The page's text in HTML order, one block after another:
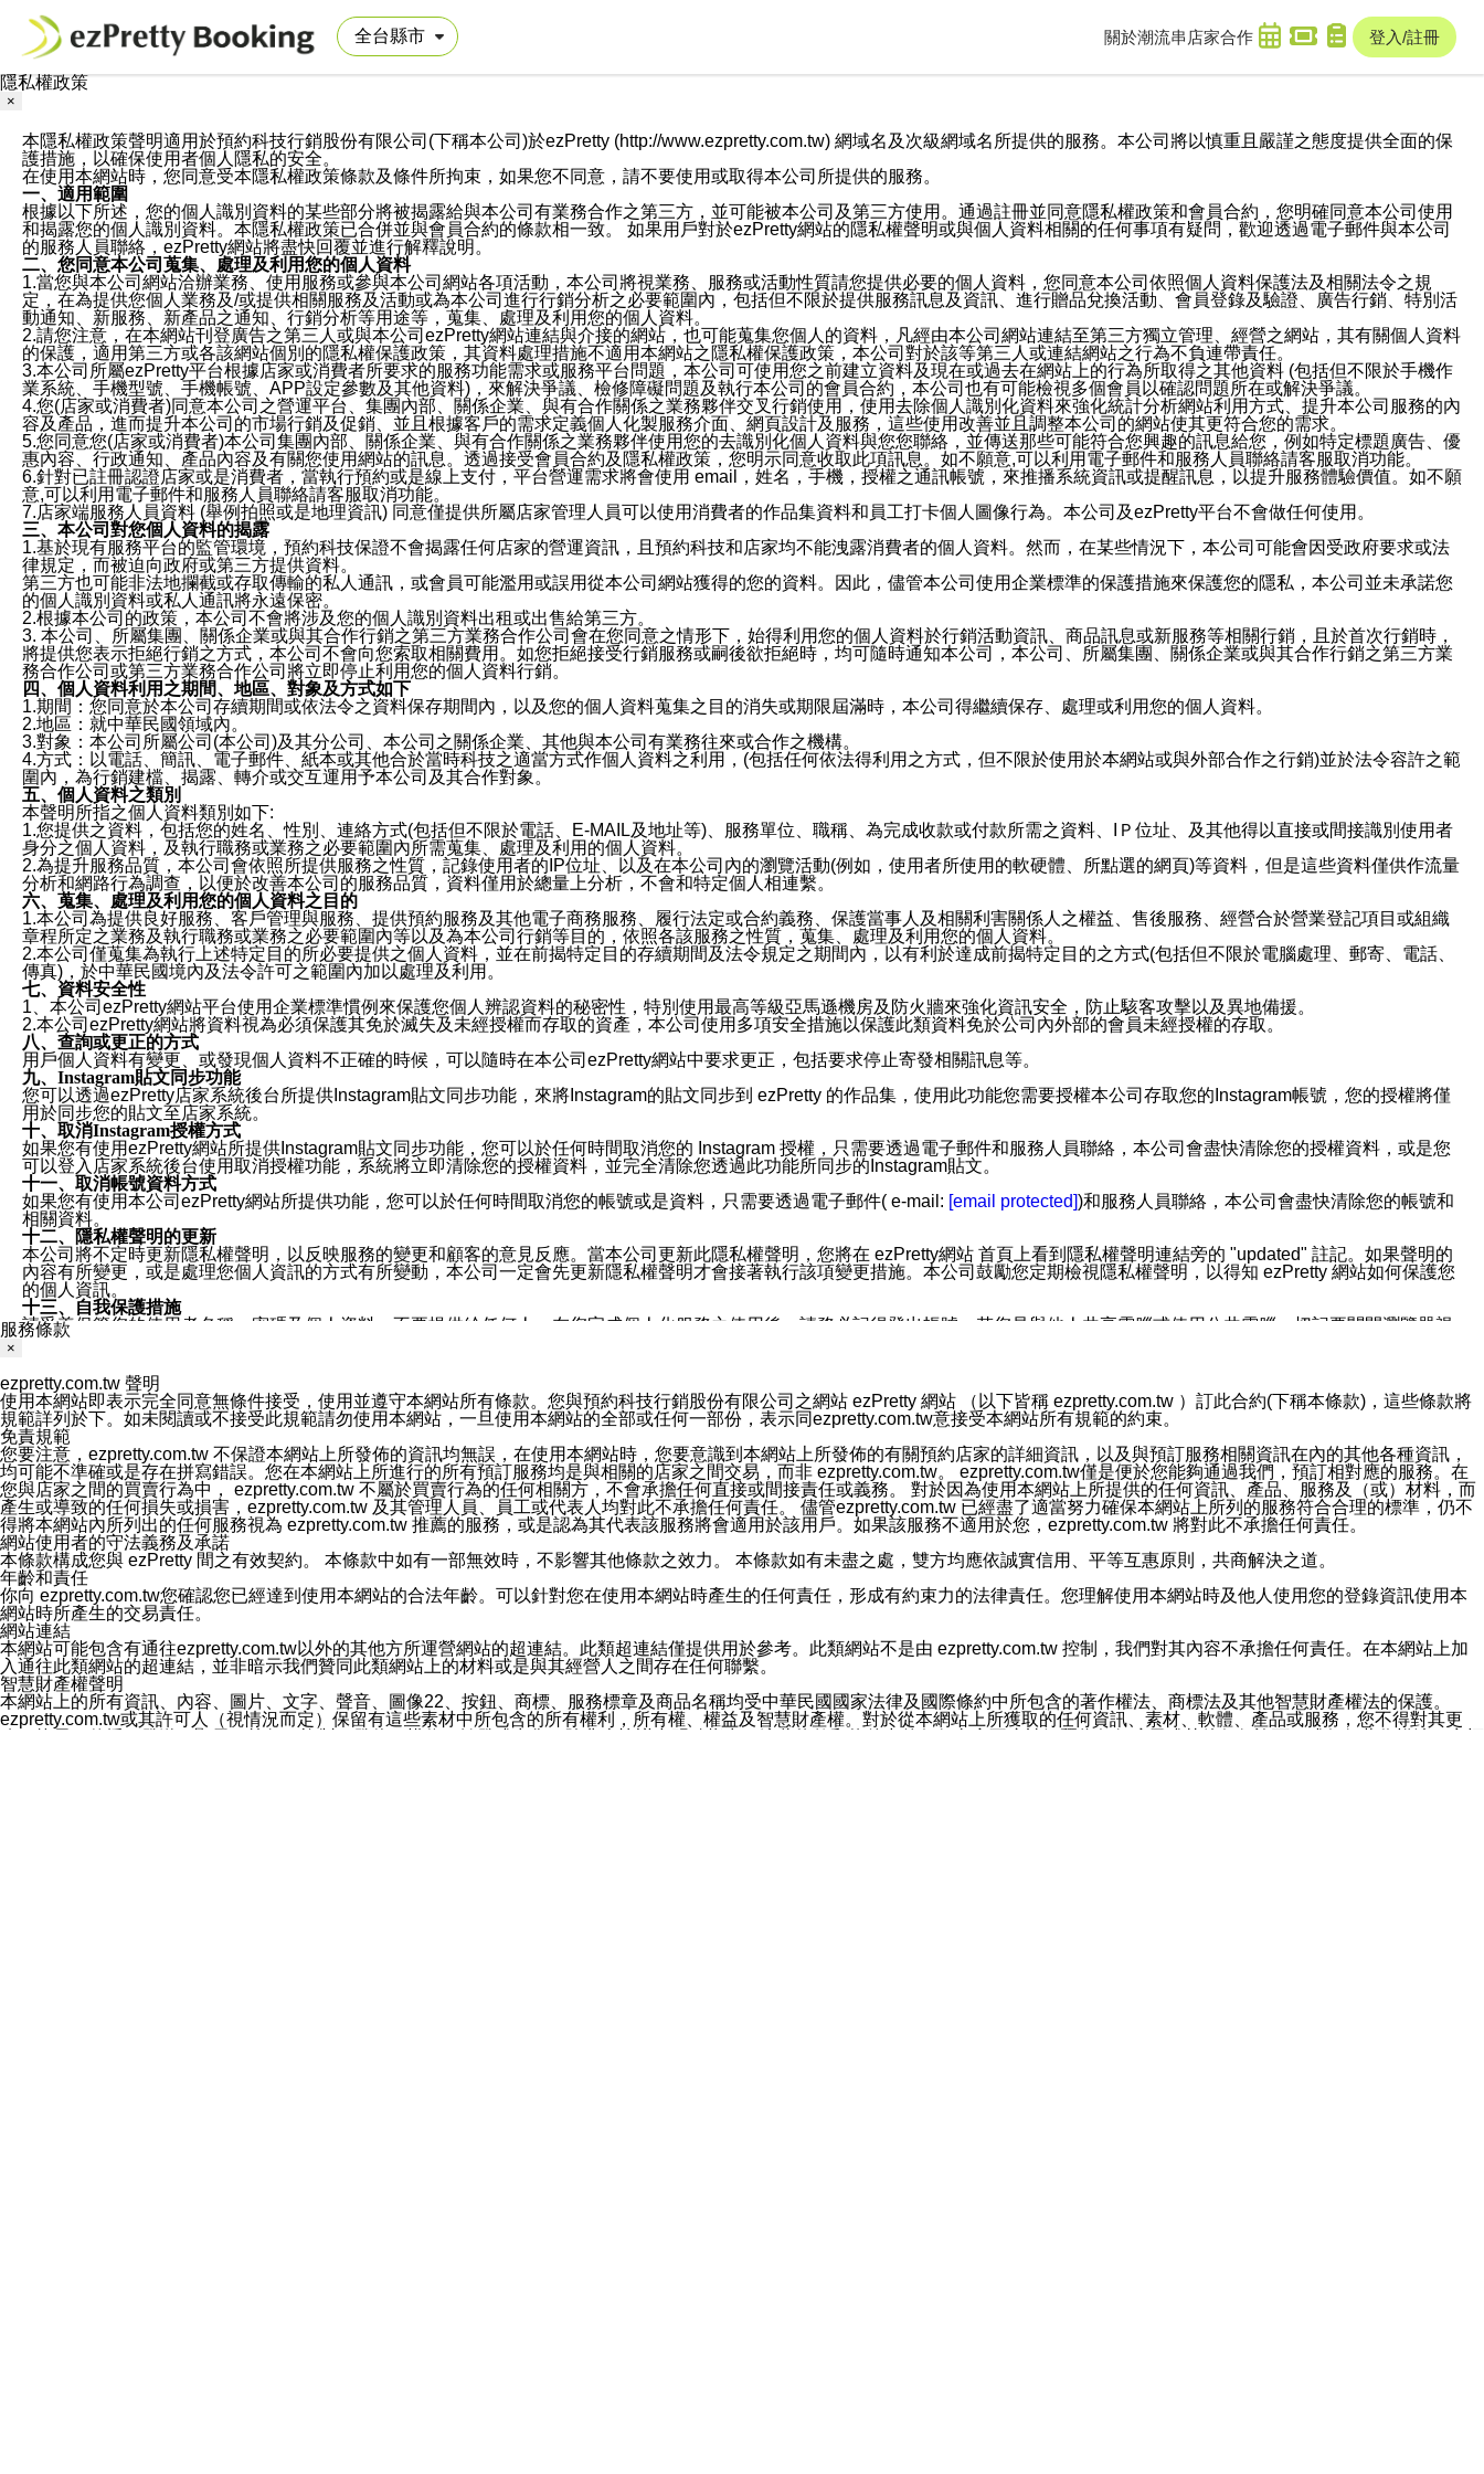
關於潮流串 店家合作 登入/註冊
隱私權政策
×
本隱私權政策聲明適用於預約科技行銷股份有限公司(下稱本公司)於ezPretty (http://www.ezpretty.com.tw) 網域名及次級網域名所提供的服務。本公司將以慎重且嚴謹之態度提供全面的保
護措施，以確保使用者個人隱私的安全。
在使用本網站時，您同意受本隱私權政策條款及條件所拘束，如果您不同意，請不要使用或取得本公司所提供的服務。
一、適用範圍
根據以下所述，您的個人識別資料的某些部分將被揭露給與本公司有業務合作之第三方，並可能被本公司及第三方使用。通過註冊並同意隱私權政策和會員合約，您明確同意本公司使用
和揭露您的個人識別資料。本隱私權政策已合併並與會員合約的條款相一致。 如果用戶對於ezPretty網站的隱私權聲明或與個人資料相關的任何事項有疑問，歡迎透過電子郵件與本公司
的服務人員聯絡，ezPretty網站將盡快回覆並進行解釋說明。
二、您同意本公司蒐集、處理及利用您的個人資料
1.當您與本公司網站洽辦業務、使用服務或參與本公司網站各項活動，本公司將視業務、服務或活動性質請您提供必要的個人資料，您同意本公司依照個人資料保護法及相關法令之規
定，在為提供您個人業務及/或提供相關服務及活動或為本公司進行行銷分析之必要範圍內，包括但不限於提供服務訊息及資訊、進行贈品兌換活動、會員登錄及驗證、廣告行銷、特別活
動通知、新服務、新產品之通知、行銷分析等用途等，蒐集、處理及利用您的個人資料。
2.請您注意，在本網站刊登廣告之第三人或與本公司ezPretty網站連結與介接的網站，也可能蒐集您個人的資料，凡經由本公司網站連結至第三方獨立管理、經營之網站，其有關個人資料
的保護，適用第三方或各該網站個別的隱私權保護政策，其資料處理措施不適用本網站之隱私權保護政策，本公司對於該等第三人或連結網站之行為不負連帶責任。
3.本公司所屬ezPretty平台根據店家或消費者所要求的服務功能需求或服務平台問題，本公司可使用您之前建立資料及現在或過去在網站上的行為所取得之其他資料 (包括但不限於手機作
業系統、手機型號、手機帳號、APP設定參數及其他資料)，來解決爭議、檢修障礙問題及執行本公司的會員合約，本公司也有可能檢視多個會員以確認問題所在或解決爭議。
4.您(店家或消費者)同意本公司之營運平台、集團內部、關係企業、與有合作關係之業務夥伴交叉行銷使用，使用去除個人識別化資料來強化統計分析網站利用方式、提升本公司服務的內
容及產品，進而提升本公司的市場行銷及促銷、並且根據客戶的需求定義個人化製服務介面、網頁設計及服務，這些使用改善並且調整本公司的網站使其更符合您的需求。
5.您同意您(店家或消費者)本公司集團內部、關係企業、與有合作關係之業務夥伴使用您的去識別化個人資料與您您聯絡，並傳送那些可能符合您興趣的訊息給您，例如特定標題廣告、優
惠內容、行政通知、產品內容及有關您使用網站的訊息。透過接受會員合約及隱私權政策，您明示同意收取此項訊息。如不願意,可以利用電子郵件和服務人員聯絡請客服取消功能。
6.針對已註冊認證店家或是消費者，當執行預約或是線上支付，平台營運需求將會使用 email，姓名，手機，授權之通訊帳號，來推播系統資訊或提醒訊息，以提升服務體驗價值。如不願
意,可以利用電子郵件和服務人員聯絡請客服取消功能。
7.店家端服務人員資料 (舉例拍照或是地理資訊) 同意僅提供所屬店家管理人員可以使用消費者的作品集資料和員工打卡個人圖像行為。本公司及ezPretty平台不會做任何使用。
三、本公司對您個人資料的揭露
1.基於現有服務平台的監管環境，預約科技保證不會揭露任何店家的營運資訊，且預約科技和店家均不能洩露消費者的個人資料。然而，在某些情況下，本公司可能會因受政府要求或法
律規定，而被迫向政府或第三方提供資料。
第三方也可能非法地攔截或存取傳輸的私人通訊，或會員可能濫用或誤用從本公司網站獲得的您的資料。因此，儘管本公司使用企業標準的保護措施來保護您的隱私，本公司並未承諾您
的個人識別資料或私人通訊將永遠保密。
2.根據本公司的政策，本公司不會將涉及您的個人識別資料出租或出售給第三方。
3. 本公司、所屬集團、關係企業或與其合作行銷之第三方業務合作公司會在您同意之情形下，始得利用您的個人資料於行銷活動資訊、商品訊息或新服務等相關行銷，且於首次行銷時，
將提供您表示拒絕行銷之方式，本公司不會向您索取相關費用。如您拒絕接受行銷服務或嗣後欲拒絕時，均可隨時通知本公司，本公司、所屬集團、關係企業或與其合作行銷之第三方業
務合作公司或第三方業務合作公司將立即停止利用您的個人資料行銷。
四、個人資料利用之期間、地區、對象及方式如下
1.期間：您同意於本公司存續期間或依法令之資料保存期間內，以及您的個人資料蒐集之目的消失或期限屆滿時，本公司得繼續保存、處理或利用您的個人資料。
2.地區：就中華民國領域內。
3.對象：本公司所屬公司(本公司)及其分公司、本公司之關係企業、其他與本公司有業務往來或合作之機構。
4.方式：以電話、簡訊、電子郵件、紙本或其他合於當時科技之適當方式作個人資料之利用，(包括任何依法得利用之方式，但不限於使用於本網站或與外部合作之行銷)並於法令容許之範
圍內，為行銷建檔、揭露、轉介或交互運用予本公司及其合作對象。
五、個人資料之類別
本聲明所指之個人資料類別如下:
1.您提供之資料，包括您的姓名、性別、連絡方式(包括但不限於電話、E-MAIL及地址等)、服務單位、職稱、為完成收款或付款所需之資料、IＰ位址、及其他得以直接或間接識別使用者
身分之個人資料，及執行職務或業務之必要範圍內所需蒐集、處理及利用的個人資料。
2.為提升服務品質，本公司會依照所提供服務之性質，記錄使用者的IP位址、以及在本公司內的瀏覽活動(例如，使用者所使用的軟硬體、所點選的網頁)等資料，但是這些資料僅供作流量
分析和網路行為調查，以便於改善本公司的服務品質，資料僅用於總量上分析，不會和特定個人相連繫。
六、蒐集、處理及利用您的個人資料之目的
1.本公司為提供良好服務、客戶管理與服務、提供預約服務及其他電子商務服務、履行法定或合約義務、保護當事人及相關利害關係人之權益、售後服務、經營合於營業登記項目或組織
章程所定之業務及執行職務或業務之必要範圍內等以及為本公司行銷等目的，依照各該服務之性質，蒐集、處理及利用您的個人資料。
2.本公司僅蒐集為執行上述特定目的所必要提供之個人資料，並在前揭特定目的存續期間及法令規定之期間內，以有利於達成前揭特定目的之方式(包括但不限於電腦處理、郵寄、電話、
傳真)，於中華民國境內及法令許可之範圍內加以處理及利用。
七、資料安全性
1、本公司ezPretty網站平台使用企業標準慣例來保護您個人辨認資料的秘密性，特別使用最高等級亞馬遜機房及防火牆來強化資訊安全，防止駭客攻擊以及異地備援。
2.本公司ezPretty網站將資料視為必須保護其免於滅失及未經授權而存取的資產，本公司使用多項安全措施以保護此類資料免於公司內外部的會員未經授權的存取。
八、查詢或更正的方式
用戶個人資料有變更、或發現個人資料不正確的時候，可以隨時在本公司ezPretty網站中要求更正，包括要求停止寄發相關訊息等。
九、Instagram貼文同步功能
您可以透過ezPretty店家系統後台所提供Instagram貼文同步功能，來將Instagram的貼文同步到 ezPretty 的作品集，使用此功能您需要授權本公司存取您的Instagram帳號，您的授權將僅
用於同步您的貼文至店家系統。
十、取消Instagram授權方式
如果您有使用ezPretty網站所提供Instagram貼文同步功能，您可以於任何時間取消您的 Instagram 授權，只需要透過電子郵件和服務人員聯絡，本公司會盡快清除您的授權資料，或是您
可以登入店家系統後台使用取消授權功能，系統將立即清除您的授權資料，並完全清除您透過此功能所同步的Instagram貼文。
十一、取消帳號資料方式
如果您有使用本公司ezPretty網站所提供功能，您可以於任何時間取消您的帳號或是資料，只需要透過電子郵件( e-mail: [email protected])和服務人員聯絡，本公司會盡快清除您的帳號和
相關資料。
十二、隱私權聲明的更新
本公司將不定時更新隱私權聲明，以反映服務的變更和顧客的意見反應。當本公司更新此隱私權聲明，您將在 ezPretty網站 首頁上看到隱私權聲明連結旁的 "updated" 註記。如果聲明的
內容有所變更，或是處理您個人資訊的方式有所變動，本公司一定會先更新隱私權聲明才會接著執行該項變更措施。本公司鼓勵您定期檢視隱私權聲明，以得知 ezPretty 網站如何保護您
的個人資訊。
十三、自我保護措施
請妥善保管您的使用者名稱、密碼及個人資料，不要提供給任何人。在您完成個人化服務之使用後，請務必記得登出帳號。若您是與他人共享電腦或使用公共電腦，切記要關閉瀏覽器視
窗，以防止他人讀取您的個人資料、信件或進入所機關管理區。
您同意本公司網站，透過您所提供的郵件地址與您取得聯絡並傳送或宣傳本網站各項服務之資料或電子郵件供您參考。您能依照該資料或電子郵件所指示之方法、說明或功能連結，隨時
停止接收這些資料或電子郵件。
十五、訊息通知
本公司/本服務將以通知型訊息傳送重要訊息給您。即使未加入本公司/本服務好友，您仍可接收到通知型訊息。
本公司/本服務傳送之通知型訊息以對您有效且重要的訊息為限，以廣告或其他目的的訊息皆不會被傳送。滿足以下三個條件者，將可收到通知型訊息。
1.LINE 帳號設定的電話號碼與本公司/本服務所傳來的電話號碼比對相符。
2.該 LINE 帳號已在 LINE APP 設定中，同意接收通知型訊息。
3.LINE 帳號未封鎖傳送訊息之 LINE 官方帳號。
欲變更通知型訊息的設定，操作如下：
1.點選「主頁」＞「設定」
2.點選「隱私設定」
3.點選「提供使用資料」
4.點選「LINE通知型訊息」
5.開關「接收LINE通知型訊息」
❗️關閉「接收通知型訊息」後，將不會接收到來自任何企業官方帳號或認證官方帳號的通知型訊息。
服務條款
×
ezpretty.com.tw 聲明
使用本網站即表示完全同意無條件接受，使用並遵守本網站所有條款。您與預約科技行銷股份有限公司之網站 ezPretty 網站 （以下皆稱 ezpretty.com.tw ）訂此合約(下稱本條款)，這些條款將
規範詳列於下。如未閱讀或不接受此規範請勿使用本網站，一旦使用本網站的全部或任何一部份，表示同ezpretty.com.tw意接受本網站所有規範的約束。
免責規範
您要注意，ezpretty.com.tw 不保證本網站上所發佈的資訊均無誤，在使用本網站時，您要意識到本網站上所發佈的有關預約店家的詳細資訊，以及與預訂服務相關資訊在內的其他各種資訊，
均可能不準確或是存在拼寫錯誤。您在本網站上所進行的所有預訂服務均是與相關的店家之間交易，而非 ezpretty.com.tw。 ezpretty.com.tw僅是便於您能夠通過我們，預訂相對應的服務。在
您與店家之間的買賣行為中， ezpretty.com.tw 不屬於買賣行為的任何相關方，不會承擔任何直接或間接責任或義務。 對於因為使用本網站上所提供的任何資訊、產品、服務及（或）材料，而
產生或導致的任何損失或損害，ezpretty.com.tw 及其管理人員、員工或代表人均對此不承擔任何責任。 儘管ezpretty.com.tw 已經盡了適當努力確保本網站上所列的服務符合合理的標準，仍不
得將本網站內所列出的任何服務視為 ezpretty.com.tw 推薦的服務，或是認為其代表該服務將會適用於該用戶。如果該服務不適用於您，ezpretty.com.tw 將對此不承擔任何責任。
網站使用者的守法義務及承諾
本條款構成您與 ezPretty 間之有效契約。 本條款中如有一部無效時，不影響其他條款之效力。 本條款如有未盡之處，雙方均應依誠實信用、平等互惠原則，共商解決之道。
年齡和責任
你向 ezpretty.com.tw您確認您已經達到使用本網站的合法年齡。可以針對您在使用本網站時產生的任何責任，形成有約束力的法律責任。您理解使用本網站時及他人使用您的登錄資訊使用本
網站時所產生的交易責任。
網站連結
本網站可能包含有通往ezpretty.com.tw以外的其他方所運營網站的超連結。此類超連結僅提供用於參考。此類網站不是由 ezpretty.com.tw 控制，我們對其內容不承擔任何責任。在本網站上加
入通往此類網站的超連結，並非暗示我們贊同此類網站上的材料或是與其經營人之間存在任何聯繫。
智慧財產權聲明
本網站上的所有資訊、內容、圖片、文字、聲音、圖像22、按鈕、商標、服務標章及商品名稱均受中華民國國家法律及國際條約中所包含的著作權法、商標法及其他智慧財產權法的保護。
ezpretty.com.tw或其許可人（視情況而定）保留有這些素材中所包含的所有權利，所有權、權益及智慧財產權。對於從本網站上所獲取的任何資訊、素材、軟體、產品或服務，您不得對其更